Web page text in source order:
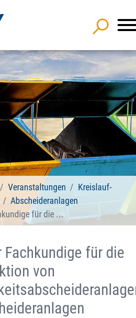
Veranstaltungen
Kreislauf-
Abscheideranlagen
für die ...
für die
von